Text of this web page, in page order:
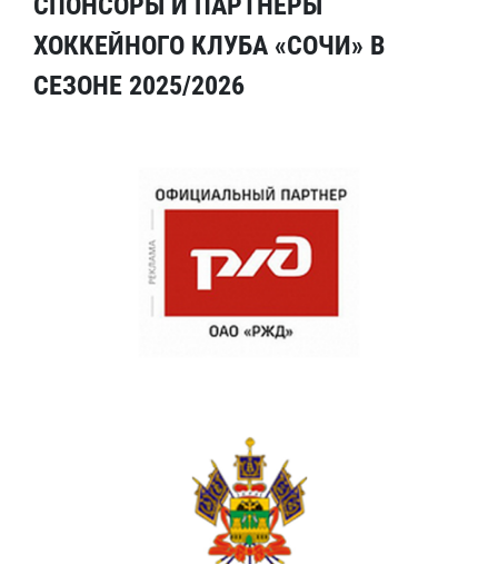
ХОККЕЙНОГО КЛУБА «СОЧИ» В
СЕЗОНЕ 2025/2026